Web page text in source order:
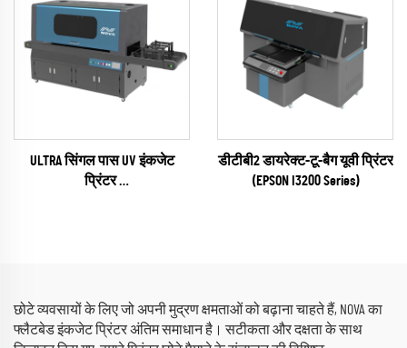
ULTRA सिंगल पास UV इंकजेट
प्रिंटर
डीटीबी2 डायरेक्ट-टू-बैग यूवी प्रिंटर
(EPSON I3200 Series)
छोटे व्यवसायों के लिए जो अपनी मुद्रण क्षमताओं को बढ़ाना चाहते हैं, NOVA का
फ्लैटबेड इंकजेट प्रिंटर अंतिम समाधान है। सटीकता और दक्षता के साथ